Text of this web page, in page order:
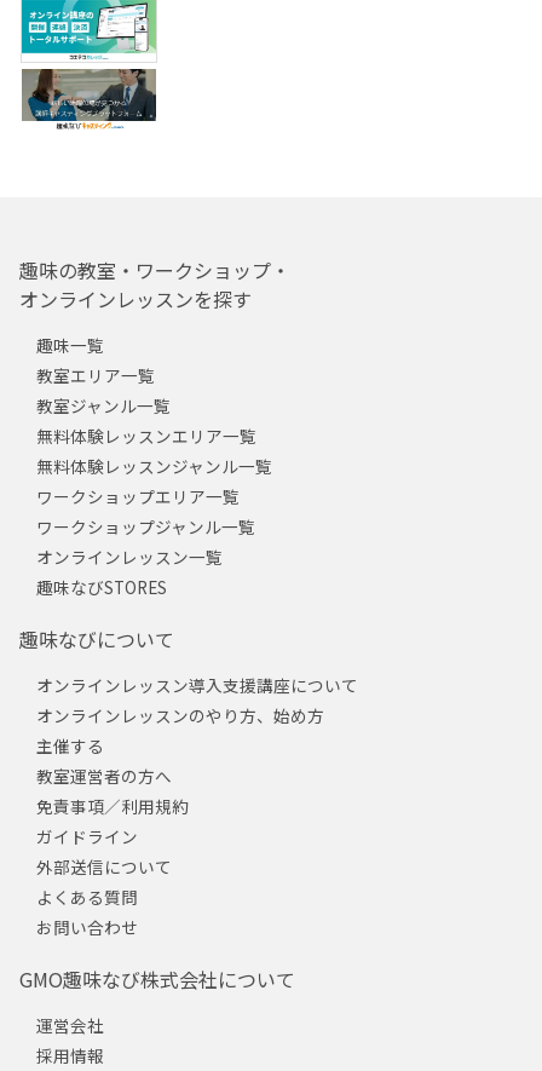
趣味の教室・ワークショップ・
オンラインレッスンを探す
趣味一覧
教室エリア一覧
教室ジャンル一覧
無料体験レッスンエリア一覧
無料体験レッスンジャンル一覧
ワークショップエリア一覧
ワークショップジャンル一覧
オンラインレッスン一覧
趣味なびSTORES
趣味なびについて
オンラインレッスン導入支援講座について
オンラインレッスンのやり方、始め方
主催する
教室運営者の方へ
免責事項／利用規約
ガイドライン
外部送信について
よくある質問
お問い合わせ
GMO趣味なび株式会社について
運営会社
採用情報